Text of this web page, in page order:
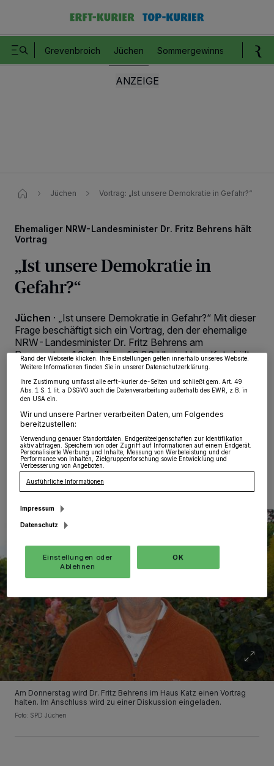
Grevenbroich Jüchen Sommergewinnspiel
Jüchen Vortrag: „Ist unsere Demokratie in Gefahr?“
Ehemaliger NRW-Landesminister Dr. Fritz Behrens hält
Vortrag
„Ist unsere Demokratie in
Gefahr?“
Jüchen · „Ist unsere Demokratie in Gefahr?“ Mit dieser
Frage beschäftigt sich ein Vortrag, den der ehemalige
NRW-Landesminister Dr. Fritz Behrens am
Donnerstag, 10. April um 19.30 Uhr in Haus Katz hält.
Zu der öffentlichen Veranstaltung mit Vortrag und
anschließender Diskussion laden die SPD Jüchen und
die SPD 60plus im Rhein-Kreis Neuss alle Bürger
herzlich ein.
06.04.2025 , 08:00 Uhr Eine Minute Lesezeit
Am Donnerstag wird Dr. Fritz Behrens im Haus Katz einen Vortrag
halten. Im Anschluss wird zu einer Diskussion eingeladen.
Foto: SPD Jüchen
Wir und unsere 218
Partner verarbeiten Daten, um Ihnen Dienste bereitzustellen“ aufgeführten
Zwecke. Wenn Tracker deaktiviert sind, sind manche Inhalte und Anzeigen
möglicherweise nicht mehr so relevant für Sie. Sie können dieses Menü jederzeit
wieder aufrufen, um Ihre Einstellungen zu ändern oder Ihre Einwilligung zu
widerrufen, indem Sie auf den Link Einstellungen oder Ablehnen am unteren
Rand der Webseite klicken. Ihre Einstellungen gelten innerhalb unseres Website.
Weitere Informationen finden Sie in unserer Datenschutzerklärung.
Ihre Zustimmung umfasst alle erft-kurier.de-Seiten und schließt gem. Art. 49
Abs. 1 S. 1 lit. a DSGVO auch die Datenverarbeitung außerhalb des EWR, z.B. in
den USA ein.
Wir und unsere Partner verarbeiten Daten, um Folgendes
bereitzustellen:
Verwendung genauer Standortdaten. Endgeräteeigenschaften zur Identifikation
aktiv abfragen. Speichern von oder Zugriff auf Informationen auf einem Endgerät.
Personalisierte Werbung und Inhalte, Messung von Werbeleistung und der
Performance von Inhalten, Zielgruppenforschung sowie Entwicklung und
Verbesserung von Angeboten.
Ausführliche Informationen
Impressum
Datenschutz
Einstellungen oder
Ablehnen
OK